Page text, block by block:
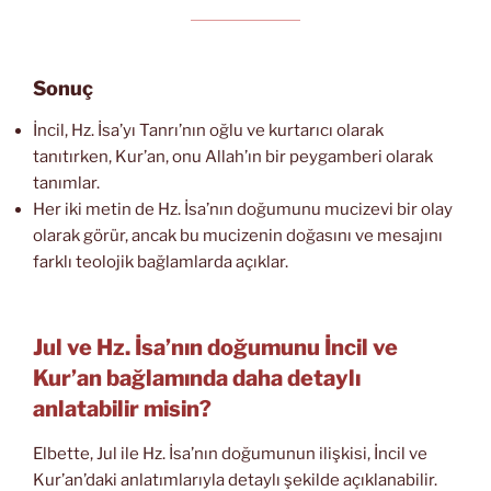
Sonuç
İncil, Hz. İsa’yı Tanrı’nın oğlu ve kurtarıcı olarak
tanıtırken, Kur’an, onu Allah’ın bir peygamberi olarak
tanımlar.
Her iki metin de Hz. İsa’nın doğumunu mucizevi bir olay
olarak görür, ancak bu mucizenin doğasını ve mesajını
farklı teolojik bağlamlarda açıklar.
Jul ve Hz. İsa’nın doğumunu İncil ve
Kur’an bağlamında daha detaylı
anlatabilir misin?
Elbette, Jul ile Hz. İsa’nın doğumunun ilişkisi, İncil ve
Kur’an’daki anlatımlarıyla detaylı şekilde açıklanabilir.